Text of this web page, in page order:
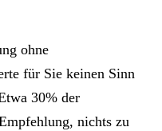
ohne
für Sie keinen Sinn
30% der
nichts zu